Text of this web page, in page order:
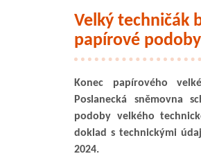
Velký techničák
papírové podoby
Konec papírového
Poslanecká sněmovna
podoby velkého
doklad s technickými
2024.